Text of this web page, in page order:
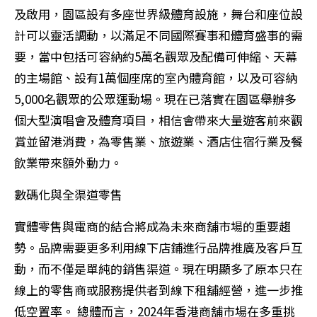
及啟用，園區設有多座世界級體育設施，舞台和座位設
計可以靈活調動，以滿足不同國際賽事和體育盛事的需
要，當中包括可容納約5萬名觀眾及配備可伸縮、天幕
的主場館、設有1萬個座席的室內體育館，以及可容納
5,000名觀眾的公眾運動場。現在已落實在園區舉辦多
個大型演唱會及體育項目，相信會帶來大量遊客前來觀
賞並留港消費，為零售業、旅遊業、酒店住宿行業及餐
飲業帶來額外動力。
數碼化與全渠道零售
實體零售與電商的結合將成為未來商舖市場的重要趨
勢。品牌需要更多利用線下店鋪進行品牌推廣及客戶互
動，而不僅是單純的銷售渠道。現在明顯多了原本只在
線上的零售商或服務提供者到線下租舖經營，進一步推
低空置率。 總體而言，2024年香港商舖市場在多重挑